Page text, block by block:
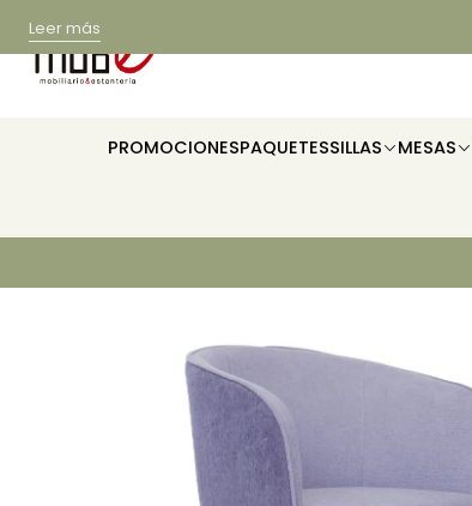
PROMOCIONESPAQUETESSILLAS MESAS
Leer más